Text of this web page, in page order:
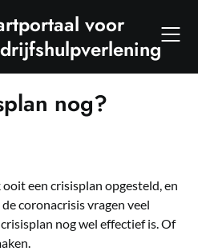
voor
nog?
een crisisplan opgesteld, en
coronacrisis vragen veel
nog wel effectief is. Of